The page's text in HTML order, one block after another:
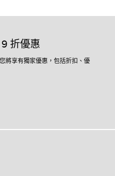
折優惠
將享有獨家優惠，包括折扣、優